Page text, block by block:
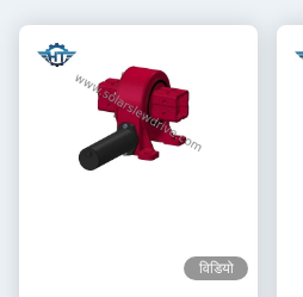
विडियो